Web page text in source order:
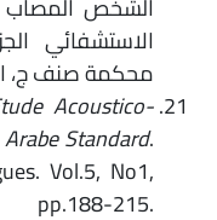
الاستشفائي
محكمة صنف ج، المجلد. 14-
Etude Acoustico-
Arabe Standard
Vol.5, No1,
pp.188-215.